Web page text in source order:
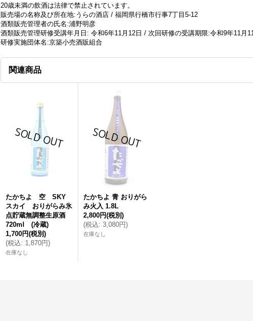
20歳未満の飲酒は法律で禁止されています。
販売場の名称及び所在地:うらの酒店 / 福岡県行橋市行事7丁目5-12
酒類販売管理者の氏名:浦野明彦
酒類販売管理研修受講年月日: 令和6年11月12日 / 次回研修の受講期限:令和9年11月
研修実施団体名:京築小売酒販組合
関連商品
たかちよ 空 SKY
スカイ おりがらみ氷
点貯蔵無調整生原酒
720ml (冷蔵)
1,700円(税別)
(税込: 1,870円)
在庫なし
たかちよ 青 おりがら
み火入 1.8L
2,800円(税別)
(税込: 3,080円)
在庫なし